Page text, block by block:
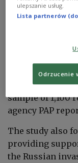
Meanwhile, 67
The survey was
sample of 1,100
agency PAP
The study also
providing
the Russian
ulepszanie usług.
Lista partnerów
Odrzucenie